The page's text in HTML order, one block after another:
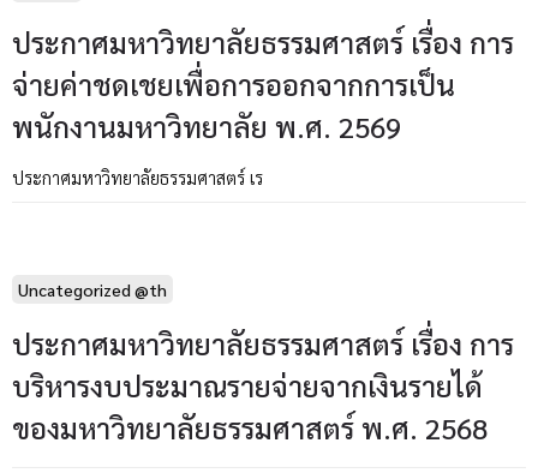
ประกาศมหาวิทยาลัยธรรมศาสตร์ เรื่อง การ
จ่ายค่าชดเชยเพื่อการออกจากการเป็น
พนักงานมหาวิทยาลัย พ.ศ. 2569
ประกาศมหาวิทยาลัยธรรมศาสตร์ เร
Uncategorized @th
ประกาศมหาวิทยาลัยธรรมศาสตร์ เรื่อง การ
บริหารงบประมาณรายจ่ายจากเงินรายได้
ของมหาวิทยาลัยธรรมศาสตร์ พ.ศ. 2568